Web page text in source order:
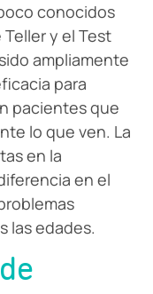
conocidos
y el Test
ampliamente
para
pacientes que
lo que ven. La
en la
en el
las edades.